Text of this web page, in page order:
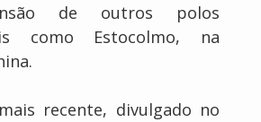
de outros polos
como Estocolmo, na
recente, divulgado no